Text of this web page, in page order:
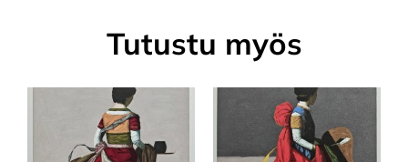
Tutustu myös